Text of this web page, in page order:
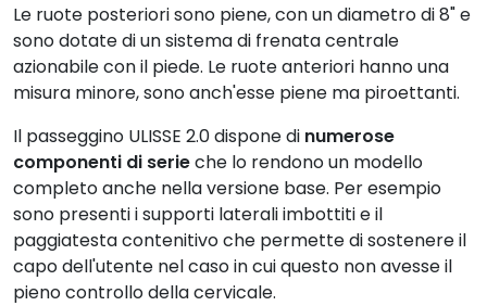
Le ruote posteriori sono piene, con un diametro di 8" e
sono dotate di un sistema di frenata centrale
azionabile con il piede. Le ruote anteriori hanno una
misura minore, sono anch'esse piene ma piroettanti.
Il passeggino ULISSE 2.0 dispone di numerose
componenti di serieche lo rendono un modello
completo anche nella versione base. Per esempio
sono presenti i supporti laterali imbottiti e il
paggiatesta contenitivo che permette di sostenere il
capo dell'utente nel caso in cui questo non avesse il
pieno controllo della cervicale.